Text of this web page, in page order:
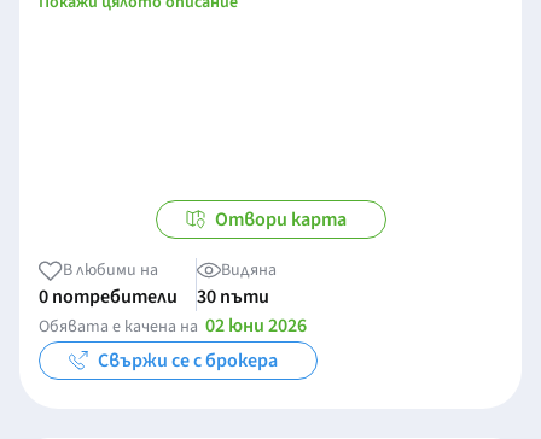
Отвори карта
В любими на
0 потребители
Видяна
30 пъти
Обявата е качена на 02 юни 2026
Свържи се с брокера